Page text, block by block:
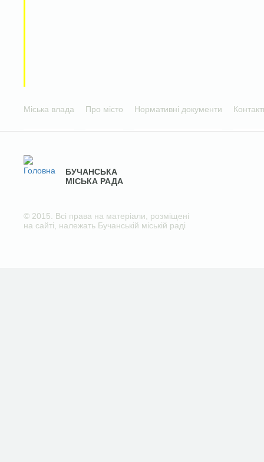
Міська влада Про місто Нормативні документи
БУЧАНСЬКА
МІСЬКА РАДА
© 2015. Всі права на матеріали, розміщені
на сайті, належать Бучанській міській раді